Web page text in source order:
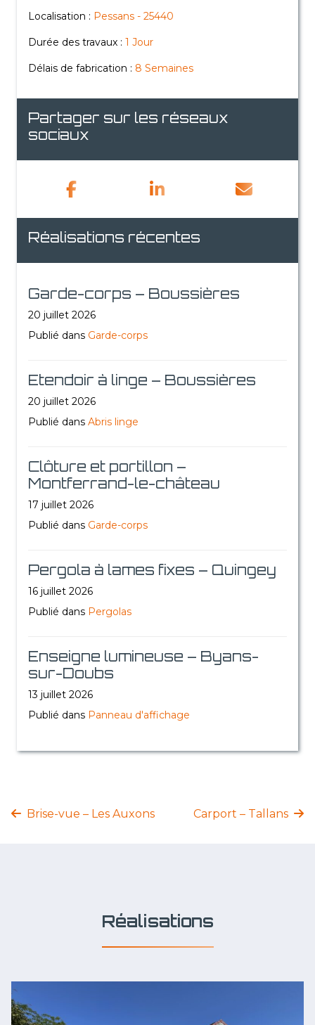
Localisation : Pessans - 25440
Durée des travaux : 1 Jour
Délais de fabrication : 8 Semaines
Partager sur les réseaux
sociaux
Réalisations récentes
Garde-corps – Boussières
20 juillet 2026
Publié dans Garde-corps
Etendoir à linge – Boussières
20 juillet 2026
Publié dans Abris linge
Clôture et portillon –
Montferrand-le-château
17 juillet 2026
Publié dans Garde-corps
Pergola à lames fixes – Quingey
16 juillet 2026
Publié dans Pergolas
Enseigne lumineuse – Byans-
sur-Doubs
13 juillet 2026
Publié dans Panneau d'affichage
Brise-vue – Les Auxons Carport – Tallans
Réalisations